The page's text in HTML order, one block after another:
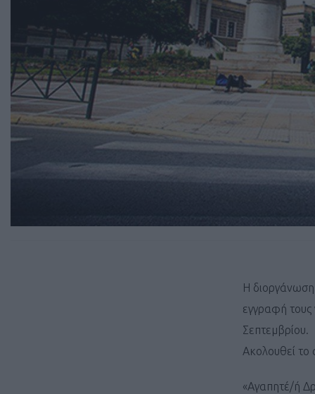
Η
εγγραφή τους
Σεπτεμβρίου.
Ακολουθεί το
«Αγαπητέ/ή